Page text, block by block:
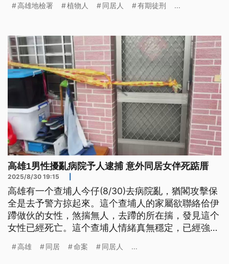
12年，這也是全國頭一个用新法的案件。（新聞標
高雄地檢署 植物人 同居人 有期徒刑 ...
高雄1男性擾亂病院予人逮捕 意外同居女伴死踮厝
2025/8/30 19:15
高雄有一个查埔人今仔(8/30)去病院亂，猶閣攻擊保
全是去予警方掠起來。這个查埔人的家屬欲聯絡佮伊
蹛做伙的女性，煞揣無人，去蹛的所在揣，發見這个
女性已經死亡。這个查埔人情緒真無穩定，已經強制
調查理清。
高雄 同居 命案 同居人 ...